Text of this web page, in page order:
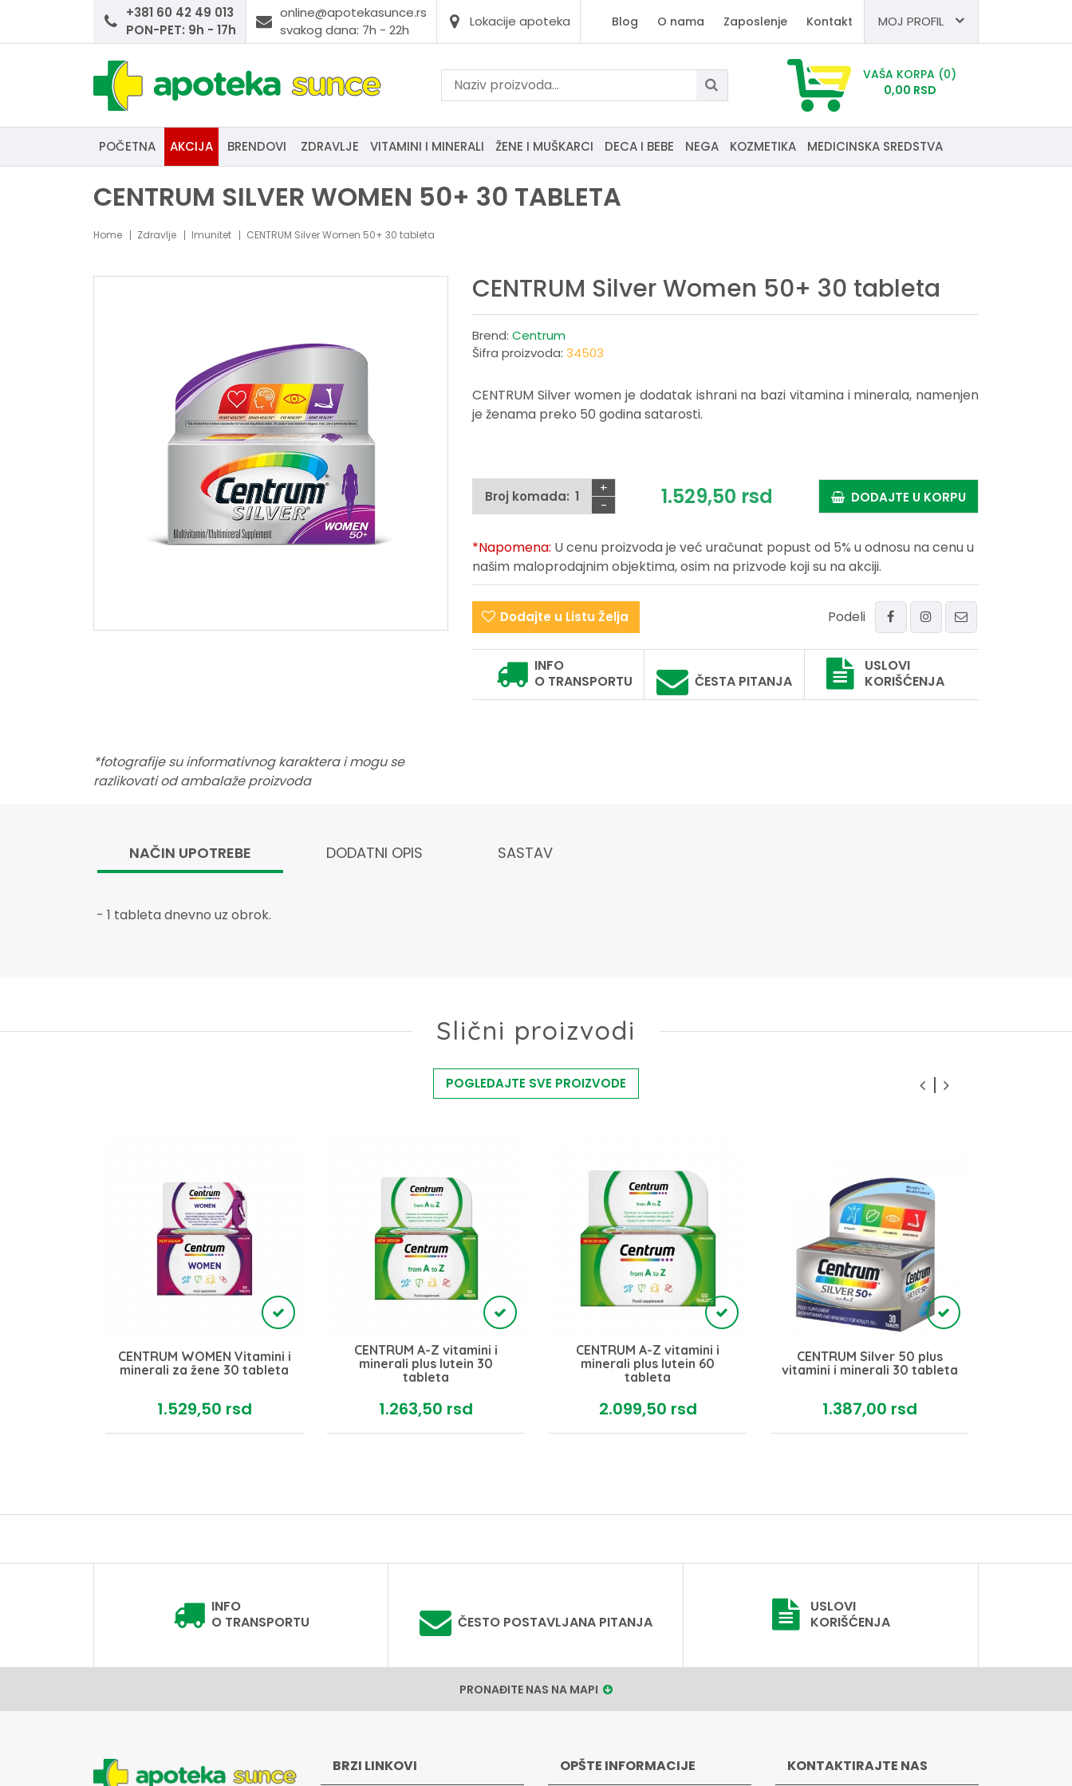
+381 60 42 49 013
PON-PET: 9h - 17h
online@apotekasunce.rs
svakog dana: 7h - 22h
Lokacije apoteka Blog O nama Zaposlenje Kontakt MOJ PROFIL
VAŠA KORPA (0)
0,00 RSD
POČETNA AKCIJA BRENDOVI ZDRAVLJE VITAMINI I MINERALI ŽENE I MUŠKARCI DECA I BEBE NEGA KOZMETIKA MEDICINSKA SREDSTVA
CENTRUM SILVER WOMEN 50+ 30 TABLETA
Home Zdravlje Imunitet CENTRUM Silver Women 50+ 30 tableta
*fotografije su informativnog karaktera i mogu se
razlikovati od ambalaže proizvoda
CENTRUM Silver Women 50+ 30 tableta
Brend: Centrum
Šifra proizvoda: 34503
CENTRUM Silver women je dodatak ishrani na bazi vitamina i minerala, namenjen
je ženama preko 50 godina satarosti.
Broj komada:
+
-
1.529,50 rsd DODAJTE U KORPU
*Napomena: U cenu proizvoda je već uračunat popust od 5% u odnosu na cenu u
našim maloprodajnim objektima, osim na prizvode koji su na akciji.
Dodajte u Listu Želja Podeli
INFO
O TRANSPORTU
ČESTA PITANJA
USLOVI
KORIŠĆENJA
NAČIN UPOTREBE DODATNI OPIS SASTAV
- 1 tableta dnevno uz obrok.
Slični proizvodi
POGLEDAJTE SVE PROIZVODE
CENTRUM WOMEN Vitamini i
minerali za žene 30 tableta
1.529,50 rsd
CENTRUM A-Z vitamini i
minerali plus lutein 30
tableta
1.263,50 rsd
CENTRUM A-Z vitamini i
minerali plus lutein 60
tableta
2.099,50 rsd
CENTRUM Silver 50 plus
vitamini i minerali 30 tableta
1.387,00 rsd
INFO
O TRANSPORTU
ČESTO POSTAVLJANA PITANJA
USLOVI
KORIŠĆENJA
PRONAĐITE NAS NA MAPI
BRZI LINKOVI OPŠTE INFORMACIJE KONTAKTIRAJTE NAS